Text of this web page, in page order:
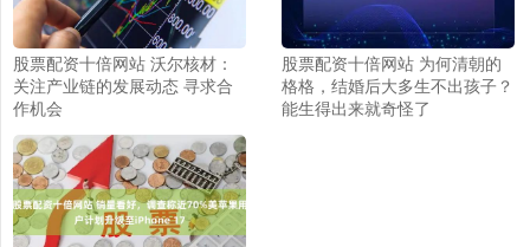
股票配资十倍网站 沃尔核材：
关注产业链的发展动态 寻求合
作机会
股票配资十倍网站 为何清朝的
格格，结婚后大多生不出孩子？
能生得出来就奇怪了